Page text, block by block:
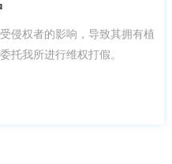
侵权者的影响，导致其拥有植
托我所进行维权打假。